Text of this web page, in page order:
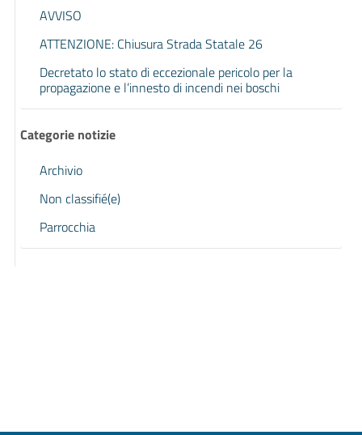
AVVISO
ATTENZIONE: Chiusura Strada Statale 26
Decretato lo stato di eccezionale pericolo per la
propagazione e l’innesto di incendi nei boschi
Categorie notizie
Archivio
Non classifié(e)
Parrocchia